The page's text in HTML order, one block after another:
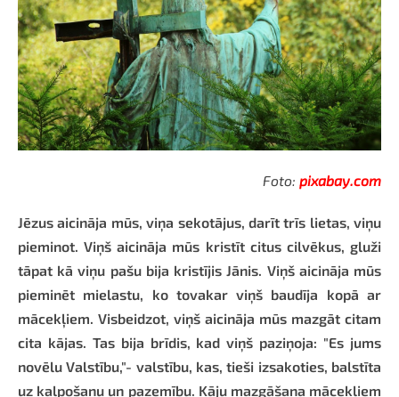
Foto: pixabay.com
Jēzus aicināja mūs, viņa sekotājus, darīt trīs lietas, viņu
pieminot. Viņš aicināja mūs kristīt citus cilvēkus, gluži
tāpat kā viņu pašu bija kristījis Jānis. Viņš aicināja mūs
pieminēt mielastu, ko tovakar viņš baudīja kopā ar
mācekļiem. Visbeidzot, viņš aicināja mūs mazgāt citam
cita kājas. Tas bija brīdis, kad viņš paziņoja: "Es jums
novēlu Valstību,"- valstību, kas, tieši izsakoties, balstīta
uz kalpošanu un pazemību. Kāju mazgāšana mācekļiem